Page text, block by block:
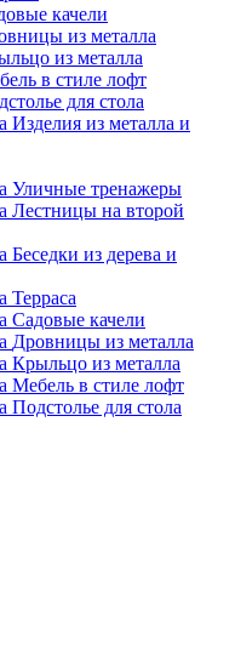
качели
из металла
из металла
в стиле лофт
для стола
Изделия из металла и
Уличные тренажеры
Лестницы на второй
Беседки из дерева и
Терраса
Садовые качели
Дровницы из металла
Крыльцо из металла
Мебель в стиле лофт
Подстолье для стола